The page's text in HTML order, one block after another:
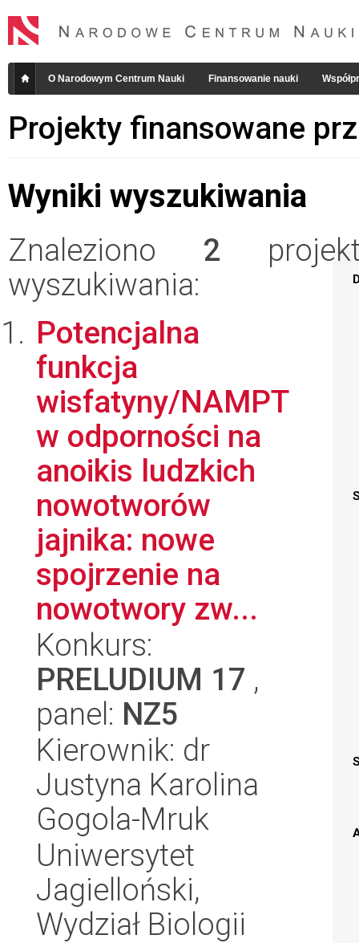
O Narodowym Centrum Nauki Finansowanie nauki
Projekty finansowane
Wyniki wyszukiwania
Znaleziono 2
wyszukiwania:
Potencjalna
funkcja
wisfatyny/NAMPT
w odporności na
anoikis ludzkich
nowotworów
jajnika: nowe
spojrzenie na
nowotwory zw...
Konkurs:
PRELUDIUM 17 ,
panel: NZ5
Kierownik: dr
Justyna Karolina
Gogola-Mruk
Uniwersytet
Jagielloński,
Wydział Biologii